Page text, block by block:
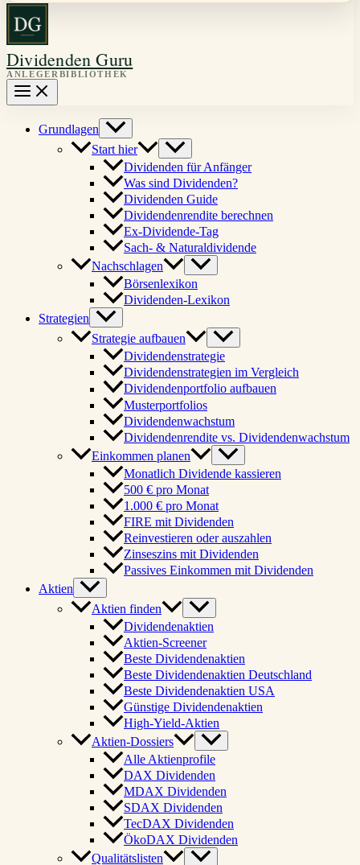
Dividenden Guru
Grundlagen
Start hier
Dividenden für Anfänger
Was sind Dividenden?
Dividenden Guide
Dividendenrendite berechnen
Ex-Dividende-Tag
Sach- & Naturaldividende
Nachschlagen
Börsenlexikon
Dividenden-Lexikon
Strategien
Strategie aufbauen
Dividendenstrategie
Dividendenstrategien im Vergleich
Dividendenportfolio aufbauen
Musterportfolios
Dividendenwachstum
Dividendenrendite vs. Dividendenwachstum
Einkommen planen
Monatlich Dividende kassieren
500 € pro Monat
1.000 € pro Monat
FIRE mit Dividenden
Reinvestieren oder auszahlen
Zinseszins mit Dividenden
Passives Einkommen mit Dividenden
Aktien
Aktien finden
Dividendenaktien
Aktien-Screener
Beste Dividendenaktien
Beste Dividendenaktien Deutschland
Beste Dividendenaktien USA
Günstige Dividendenaktien
High-Yield-Aktien
Aktien-Dossiers
Alle Aktienprofile
DAX Dividenden
MDAX Dividenden
SDAX Dividenden
TecDAX Dividenden
ÖkoDAX Dividenden
Qualitätslisten